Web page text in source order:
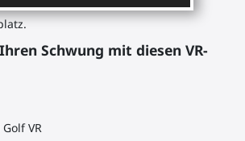
Schwung mit diesen VR-
VR